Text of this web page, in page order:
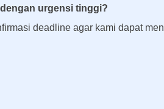
urgensi tinggi?
deadline agar kami dapat